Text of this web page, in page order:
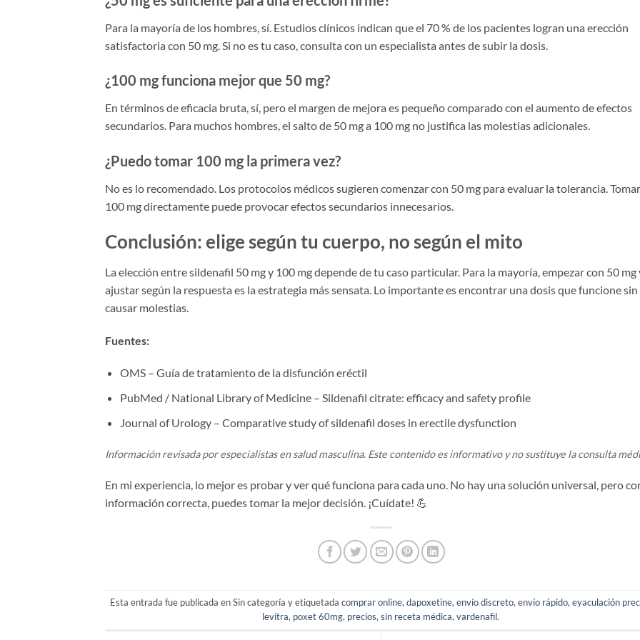
Para la mayoría de los hombres, sí. Estudios clínicos indican que el 70 % de los pacientes logran una erección
satisfactoria con 50 mg. Si no es tu caso, consulta con un especialista antes de subir la dosis.
¿100 mg funciona mejor que 50 mg?
En términos de eficacia bruta, sí, pero el margen de mejora es pequeño comparado con el aumento de efectos
secundarios. Para muchos hombres, el salto de 50 mg a 100 mg no justifica las molestias adicionales.
¿Puedo tomar 100 mg la primera vez?
No es lo recomendado. Los protocolos médicos sugieren comenzar con 50 mg para evaluar la tolerancia. Tomar
100 mg directamente puede provocar efectos secundarios innecesarios.
Conclusión: elige según tu cuerpo, no según el mito
La elección entre sildenafil 50 mg y 100 mg depende de tu caso particular. Para la mayoría, empezar con 50 mg
ajustar según la respuesta es la estrategia más sensata. Lo importante es encontrar una dosis que funcione sin
causar molestias.
Fuentes:
OMS – Guía de tratamiento de la disfunción eréctil
PubMed / National Library of Medicine – Sildenafil citrate: efficacy and safety profile
Journal of Urology – Comparative study of sildenafil doses in erectile dysfunction
Información revisada por especialistas en salud masculina. Este contenido es informativo y no sustituye la consulta
En mi experiencia, lo mejor es probar y ver qué funciona para cada uno. No hay una solución universal, pero
información correcta, puedes tomar la mejor decisión. ¡Cuídate! 💪
Esta entrada fue publicada en Sin categoría y etiquetadacomprar online,dapoxetine,envío discreto,envío rápido,eyaculación
levitra, poxet 60mg, precios,sin receta médica,vardenafil.